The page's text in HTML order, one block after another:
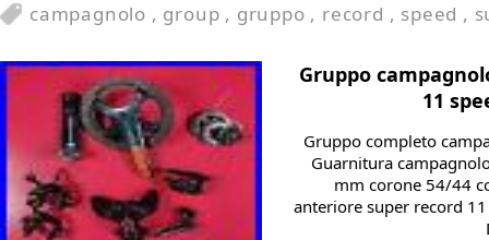
campagnolo , group , gruppo , record , speed ,
Gruppo
11
Gruppo completo
Guarnitura
mm corone 54/44
anteriore super record